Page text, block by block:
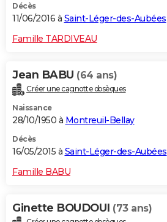
Décès
11/06/2016 à Saint-Léger-des-Aubées
Famille TARDIVEAU
Jean BABU (64 ans)
Créer une cagnotte obsèques
Naissance
28/10/1950 à Montreuil-Bellay
Décès
16/05/2015 à Saint-Léger-des-Aubées
Famille BABU
Ginette BOUDOUI (73 ans)